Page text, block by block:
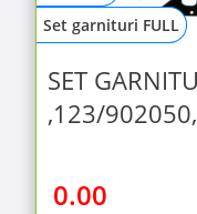
Set garnituri FULL
SET
,123/
0.00